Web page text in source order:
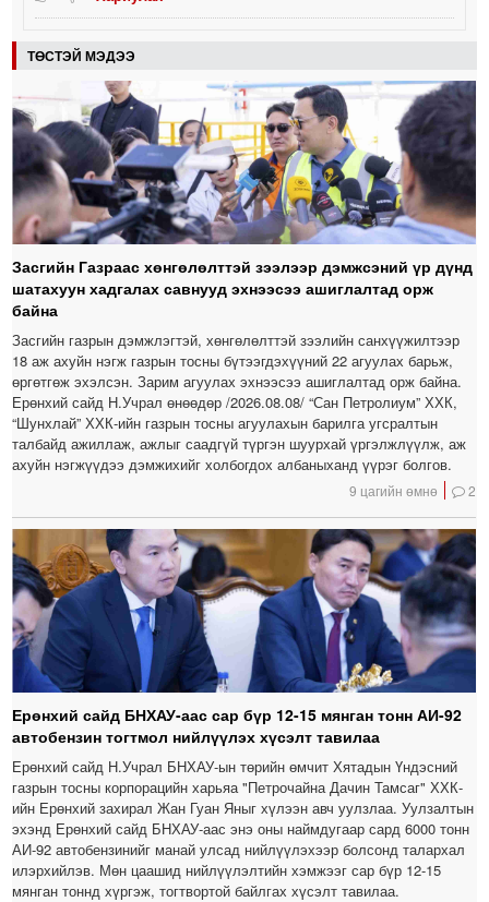
ТӨСТЭЙ МЭДЭЭ
Засгийн Газраас хөнгөлөлттэй зээлээр дэмжсэний үр дүнд
шатахуун хадгалах савнууд эхнээсээ ашиглалтад орж
байна
Засгийн газрын дэмжлэгтэй, хөнгөлөлттэй зээлийн санхүүжилтээр
18 аж ахуйн нэгж газрын тосны бүтээгдэхүүний 22 агуулах барьж,
өргөтгөж эхэлсэн. Зарим агуулах эхнээсээ ашиглалтад орж байна.
Ерөнхий сайд Н.Учрал өнөөдөр /2026.08.08/ “Сан Петролиум” ХХК,
“Шунхлай” ХХК-ийн газрын тосны агуулахын барилга угсралтын
талбайд ажиллаж, ажлыг саадгүй түргэн шуурхай үргэлжлүүлж, аж
ахуйн нэгжүүдээ дэмжихийг холбогдох албаныханд үүрэг болгов.
9 цагийн өмнө 2
Ерөнхий сайд БНХАУ-аас сар бүр 12-15 мянган тонн АИ-92
автобензин тогтмол нийлүүлэх хүсэлт тавилаа
Ерөнхий сайд Н.Учрал БНХАУ-ын төрийн өмчит Хятадын Үндэсний
газрын тосны корпорацийн харьяа "Петрочайна Дачин Тамсаг" ХХК-
ийн Ерөнхий захирал Жан Гуан Яныг хүлээн авч уулзлаа. Уулзалтын
эхэнд Ерөнхий сайд БНХАУ-аас энэ оны наймдугаар сард 6000 тонн
АИ-92 автобензинийг манай улсад нийлүүлэхээр болсонд талархал
илэрхийлэв. Мөн цаашид нийлүүлэлтийн хэмжээг сар бүр 12-15
мянган тоннд хүргэж, тогтвортой байлгах хүсэлт тавилаа.